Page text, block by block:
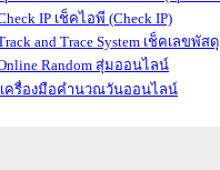
เช็คไอพี (Check IP)
เช็คเลขพัสดุ
สุ่มออนไลน์
เครื่องมือคำนวณวันออนไลน์